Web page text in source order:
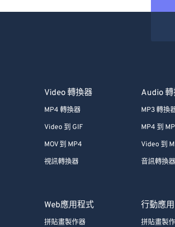
Video 轉換器
MP4 轉換器
Video 到 GIF
MOV 到 MP4
視訊轉換器
Audio
MP3 轉換
MP4 到
Video 到
音訊轉換器
Web應用程式
拼貼畫製作器
行動應用
拼貼畫製